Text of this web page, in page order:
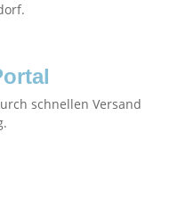
schnellen Versand